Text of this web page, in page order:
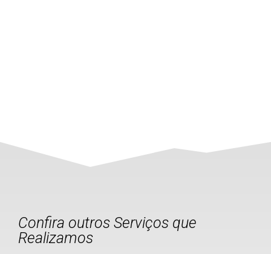
Confira outros Serviços que
Realizamos